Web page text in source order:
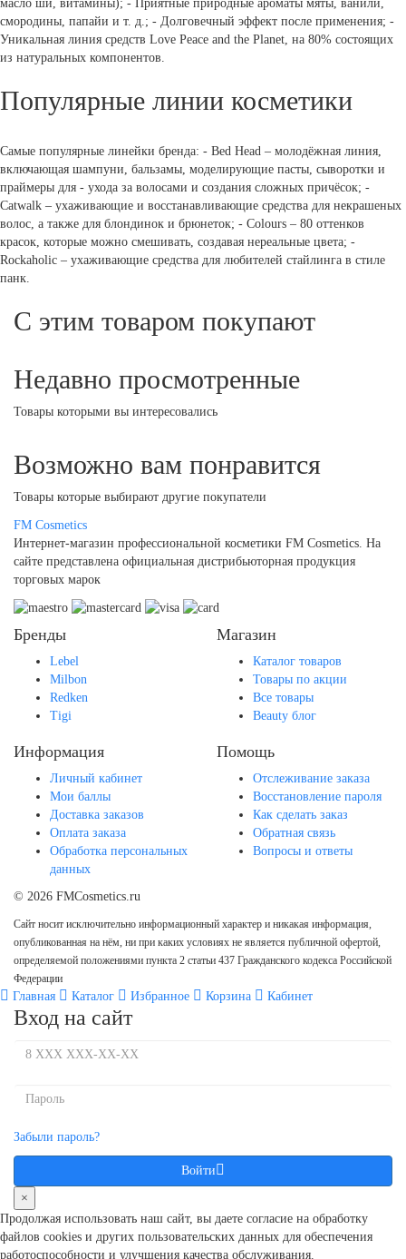
масло ши, витамины); - Приятные природные ароматы мяты, ванили,
смородины, папайи и т. д.; - Долговечный эффект после применения; -
Уникальная линия средств Love Peace and the Planet, на 80% состоящих
из натуральных компонентов.
Популярные линии косметики
Самые популярные линейки бренда: - Bed Head – молодёжная линия,
включающая шампуни, бальзамы, моделирующие пасты, сыворотки и
праймеры для - ухода за волосами и создания сложных причёсок; -
Catwalk – ухаживающие и восстанавливающие средства для некрашеных
волос, а также для блондинок и брюнеток; - Colours – 80 оттенков
красок, которые можно смешивать, создавая нереальные цвета; -
Rockaholic – ухаживающие средства для любителей стайлинга в стиле
панк.
С этим товаром покупают
Недавно просмотренные
Товары которыми вы интересовались
Возможно вам понравится
Товары которые выбирают другие покупатели
FM Cosmetics
Интернет-магазин профессиональной косметики FM Cosmetics. На
сайте представлена официальная дистрибьюторная продукция
торговых марок
Бренды
Lebel
Milbon
Redken
Tigi
Магазин
Каталог товаров
Товары по акции
Все товары
Beauty блог
Информация
Личный кабинет
Мои баллы
Доставка заказов
Оплата заказа
Обработка персональных
данных
Помощь
Отслеживание заказа
Восстановление пароля
Как сделать заказ
Обратная связь
Вопросы и ответы
© 2026 FMCosmetics.ru
Сайт носит исключительно информационный характер и никакая информация,
опубликованная на нём, ни при каких условиях не является публичной офертой,
определяемой положениями пункта 2 статьи 437 Гражданского кодекса Российской
Федерации
Главная Каталог Избранное Корзина Кабинет
Вход на сайт
Забыли пароль?
Войти
×
Продолжая использовать наш сайт, вы даете согласие на обработку
файлов cookies и других пользовательcких данных для обеспечения
работоспособности и улучшения качества обслуживания.